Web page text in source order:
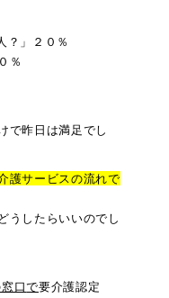
？」２０％
％
で昨日は満足でし
護サービスの流れで
うしたらいいのでし
口で要介護認定